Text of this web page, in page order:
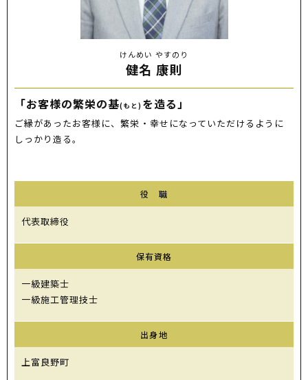
けんめい やすのり
健名 康則
「お客様の繁栄の基(もと) を造る」
ご縁があったお客様に、繁栄・幸せになっていただけるように
しっかり造る。
役 職
代表取締役
保有資格
一級建築士
一級施工管理技士
出身地
上富良野町